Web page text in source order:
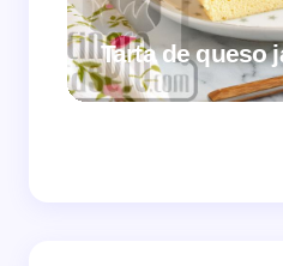
Tarta de queso